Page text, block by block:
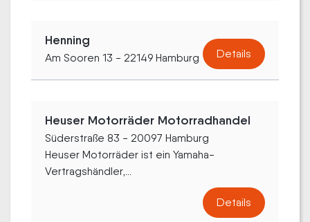
Henning
Am Sooren 13 - 22149 Hamburg Details
Heuser Motorräder Motorradhandel
Süderstraße 83 - 20097 Hamburg
Heuser Motorräder ist ein Yamaha-
Vertragshändler,...
Details